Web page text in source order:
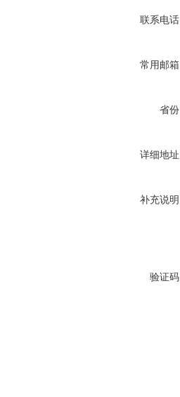
联系电
常用邮
省
详细地
补充说
验证